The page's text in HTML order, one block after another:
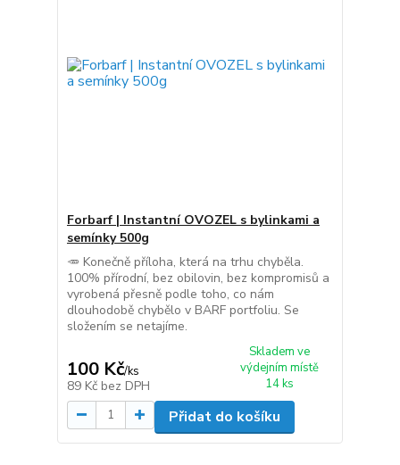
Forbarf | Instantní OVOZEL s bylinkami a
semínky 500g
🥕 Konečně příloha, která na trhu chyběla.
100% přírodní, bez obilovin, bez kompromisů a
vyrobená přesně podle toho, co nám
dlouhodobě chybělo v BARF portfoliu. Se
složením se netajíme.
100 Kč/ks
89 Kč bez DPH
Skladem ve
výdejním místě
14 ks
Přidat do košíku